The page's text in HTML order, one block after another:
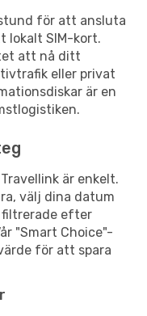
för att ansluta
lokalt SIM-kort.
att nå ditt
eller privat
är en
är enkelt.
välj dina datum
filtrerade efter
"Smart Choice"-
för att spara